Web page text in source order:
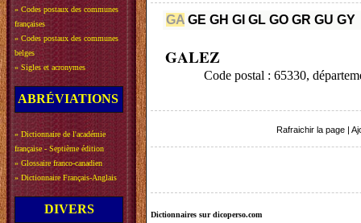
» Codes postaux des communes
françaises
» Codes postaux des communes
belges
» Sigles et acronymes
ABRÉVIATIONS
» Dictionnaire de l'académie
française - Septième édition
» Glossaire franco-canadien
» Dictionnaire Français-Anglais
DIVERS
GA GE GH GI GL GO GR GU GY
GALEZ
Code postal : 65330,
Rafraichir la page
Dictionnaires sur dicoperso.com